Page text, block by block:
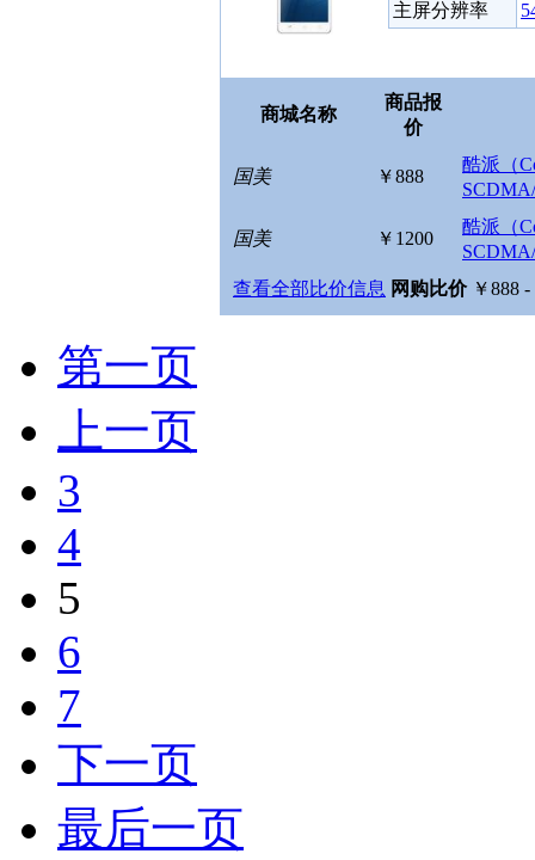
主屏分辨率
商城名称
商品报
价
国美 ￥888
酷派（
国美 ￥1200
酷派（
查看全部比价信息 网购比价 ￥888
第一页
上一页
3
4
5
6
7
下一页
最后一页